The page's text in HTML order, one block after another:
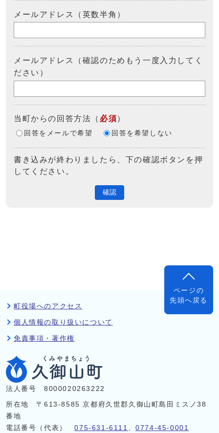
メールアドレス（英数半角）
メールアドレス（確認のためもう一度入力してく
ださい）
当町からの回答方法 （ 必須）
回答をメールで希望 回答を希望しない
書き込みが終わりましたら、下の確認ボタンを押
してください。
確認
ページの
先頭へ戻る
町役場へのアクセス
個人情報の取り扱いについて
免責事項・著作権
法人番号 8000020263222
所在地 〒613-8585 京都府久世郡久御山町島田ミスノ38
番地
電話番号（代表）075-631-6111 、0774-45-0001